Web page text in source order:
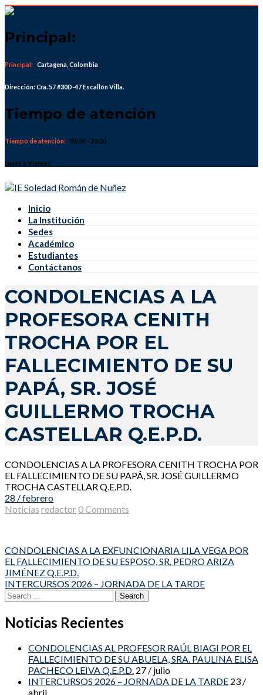
Skip
content
Principal:
Principal: Cartagena, Colombia
Dirección: Cra. 57 #30D-47 Escallón Villa.
Tiempo de atención
Tiempo de atención: 06:30 - 22:00
Lunes a Viernes.
Inicio
La Institución
Sedes
Académico
Estudiantes
Contáctanos
CONDOLENCIAS A LA
PROFESORA CENITH
TROCHA POR EL
FALLECIMIENTO DE SU
PAPÁ, SR. JOSÉ
GUILLERMO TROCHA
CASTELLAR Q.E.P.D.
CONDOLENCIAS A LA PROFESORA CENITH TROCHA POR
EL FALLECIMIENTO DE SU PAPÁ, SR. JOSÉ GUILLERMO
TROCHA CASTELLAR Q.E.P.D.
28 / febrero
Noticias redactor0 Comments
Post
navigation
CONDOLENCIAS A LA EXFUNCIONARIA LILA VEGA POR
EL FALLECIMIENTO DE SU ESPOSO, SR. PEDRO ARIZA
JIMÉNEZ Q.E.P.D.
INTERCURSOS 2026 – JORNADA DE LA TARDE
Search
for:
Noticias Recientes
CONDOLENCIAS AL PROFESOR RAÚL BIAGI POR EL
FALLECIMIENTO DE SU ABUELA, SRA. PAULINA ELISA
PACHECO LEIVA Q.E.P.D. 27 / julio
INTERCURSOS 2026 – JORNADA DE LA TARDE 23 /
abril